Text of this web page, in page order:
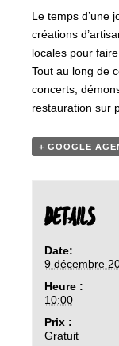
Le temps d’une
créations
locales pour
Tout au long de
concerts,
restauration sur
+ GOOGLE
DETAILS
Date:
9 décembre
Heure :
10:00
Prix :
Gratuit